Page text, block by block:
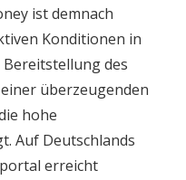
ist demnach
Konditionen in
des
überzeugenden
hohe
Auf Deutschlands
erreicht